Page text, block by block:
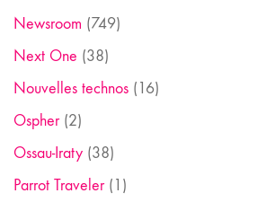
Newsroom (749)
Next One (38)
Nouvelles technos (16)
Ospher(2)
Ossau-Iraty (38)
Parrot Traveler(1)